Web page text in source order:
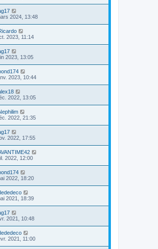
2024, 13:48
2023, 11:14
2023, 13:05
2023, 10:44
2022, 13:05
2022, 21:35
2022, 17:55
2022, 12:00
2022, 18:20
2021, 18:39
2021, 10:48
2021, 11:00